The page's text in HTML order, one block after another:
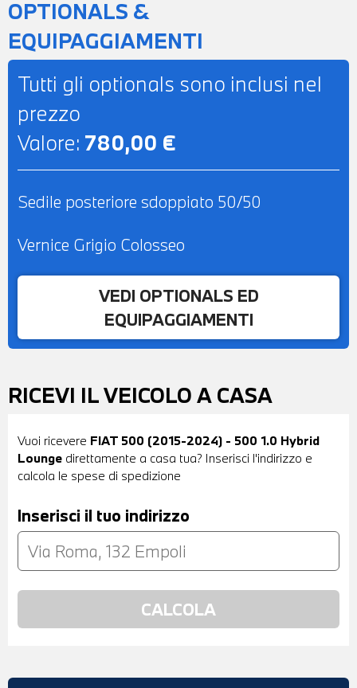
OPTIONALS &
EQUIPAGGIAMENTI
Tutti gli optionals sono inclusi nel
prezzo
Valore: 780,00 €
Sedile posteriore sdoppiato 50/50
Vernice Grigio Colosseo
VEDI OPTIONALS ED
EQUIPAGGIAMENTI
RICEVI IL VEICOLO A CASA
Vuoi ricevere FIAT 500 (2015-2024) - 500 1.0 Hybrid
Lounge direttamente a casa tua? Inserisci l'indirizzo e
calcola le spese di spedizione
Inserisci il tuo indirizzo